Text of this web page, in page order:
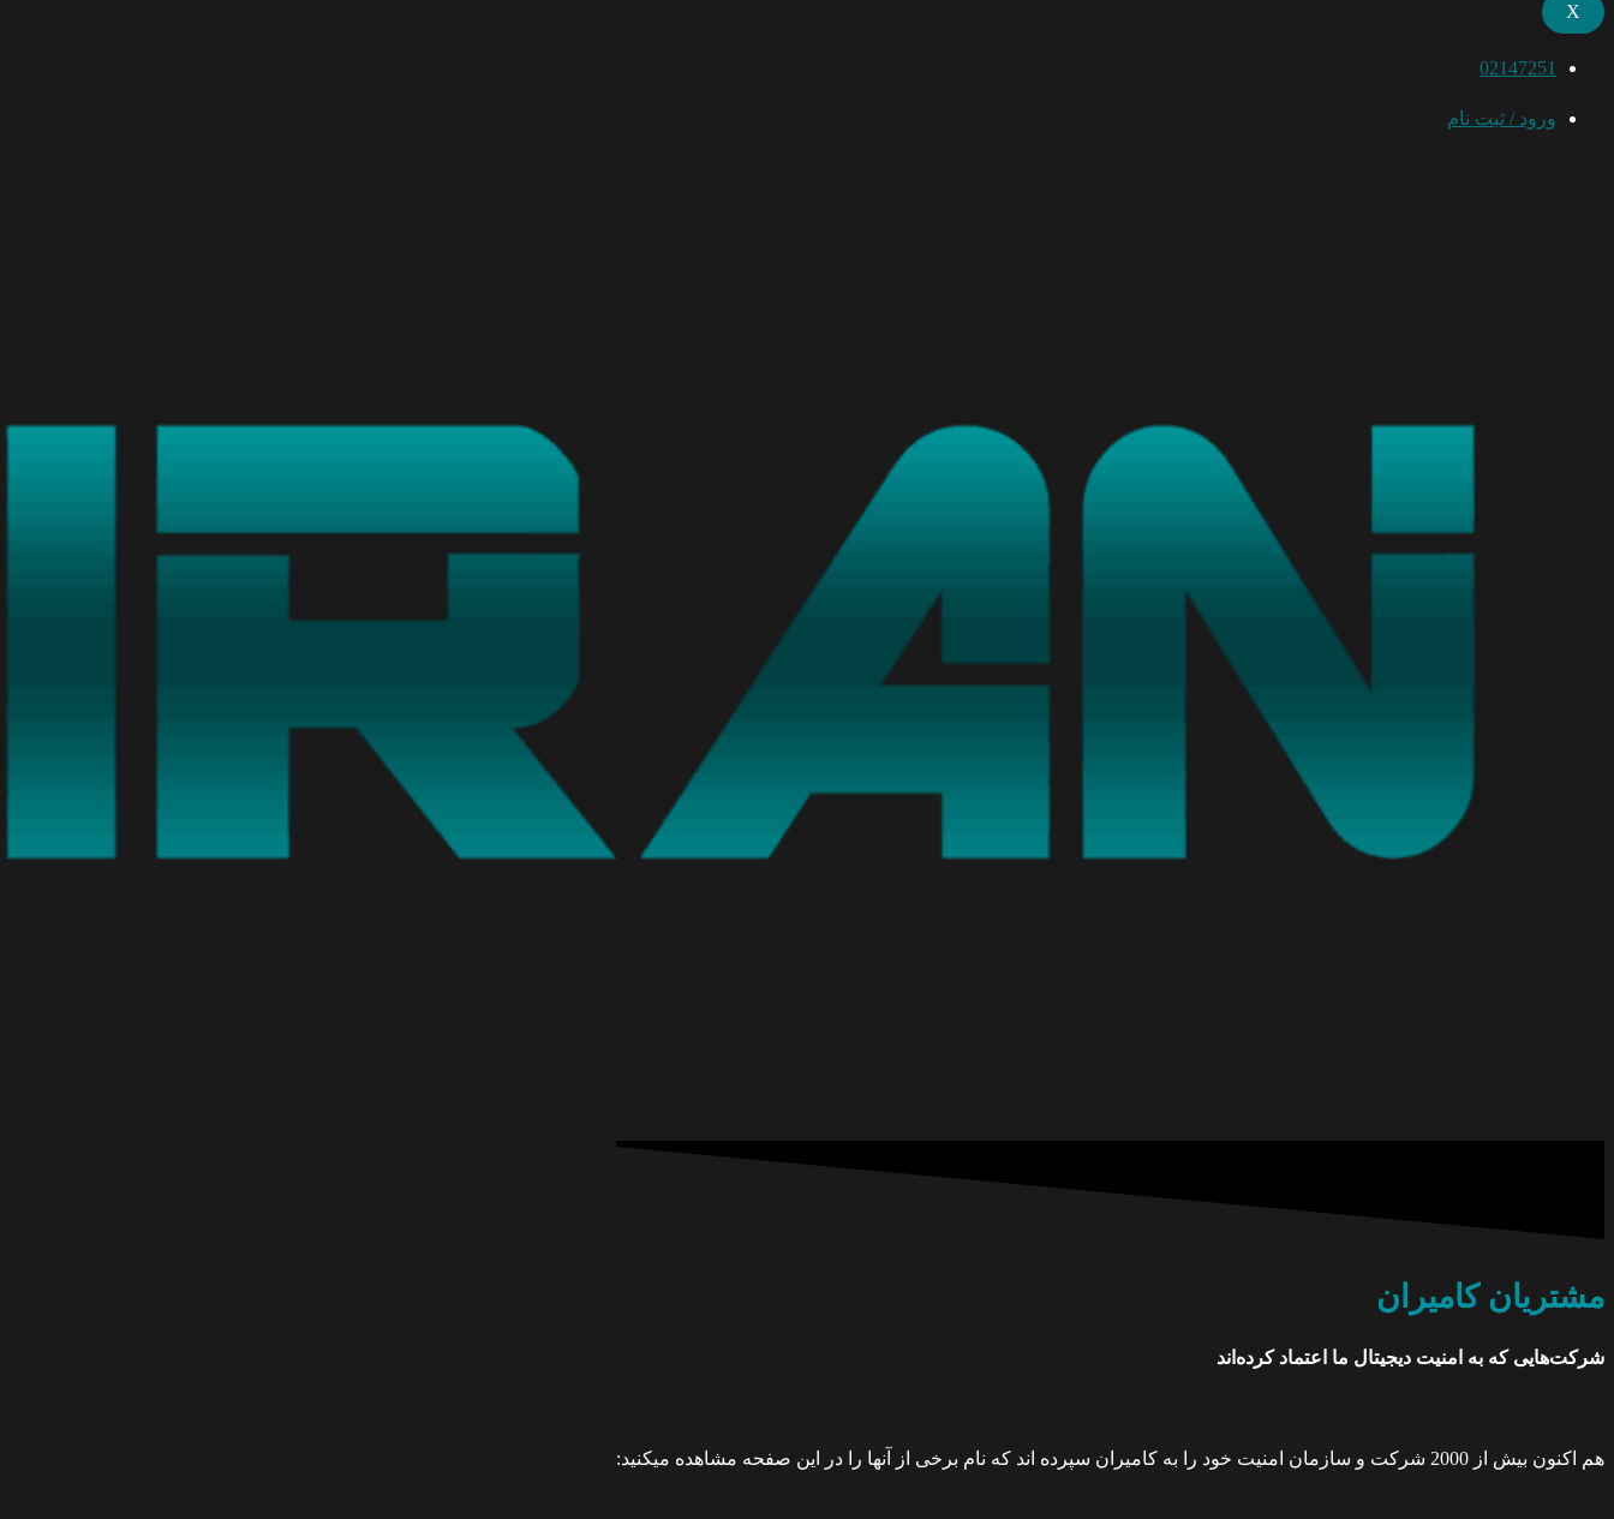
X
02147251
ورود / ثبت نام
مشتریان کامیران
شرکت‌هایی که به امنیت دیجیتال ما اعتماد کرده‌اند
هم اکنون بیش از 2000 شرکت و سازمان امنیت خود را به کامیران سپرده اند که نام برخی از آنها را در این صفحه مشاهده میکنید: